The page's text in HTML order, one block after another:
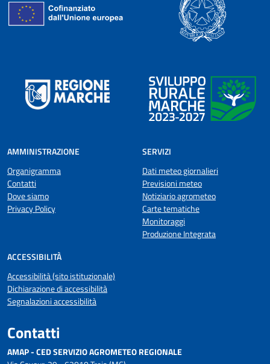
AMMINISTRAZIONE
Organigramma
Contatti
Dove siamo
Privacy Policy
SERVIZI
Dati meteo giornalieri
Previsioni meteo
Notiziario agrometeo
Carte tematiche
Monitoraggi
Produzione Integrata
ACCESSIBILITÀ
Accessibilità (sito istituzionale)
Dichiarazione di accessibilità
Segnalazioni accessibilità
Contatti
AMAP - CED SERVIZIO AGROMETEO REGIONALE